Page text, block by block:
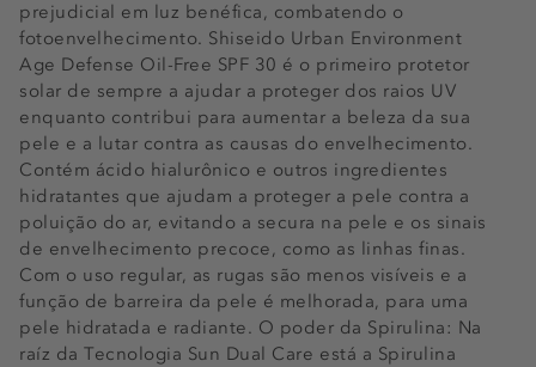
prejudicial em luz benéfica, combatendo o
fotoenvelhecimento. Shiseido Urban Environment
Age Defense Oil-Free SPF 30 é o primeiro protetor
solar de sempre a ajudar a proteger dos raios UV
enquanto contribui para aumentar a beleza da sua
pele e a lutar contra as causas do envelhecimento.
Contém ácido hialurônico e outros ingredientes
hidratantes que ajudam a proteger a pele contra a
poluição do ar, evitando a secura na pele e os sinais
de envelhecimento precoce, como as linhas finas.
Com o uso regular, as rugas são menos visíveis e a
função de barreira da pele é melhorada, para uma
pele hidratada e radiante. O poder da Spirulina: Na
raíz da Tecnologia Sun Dual Care está a Spirulina